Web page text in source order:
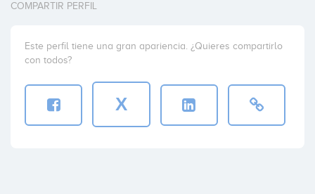
COMPARTIR PERFIL
Este perfil tiene una gran apariencia. ¿Quieres compartirlo
con todos?
X